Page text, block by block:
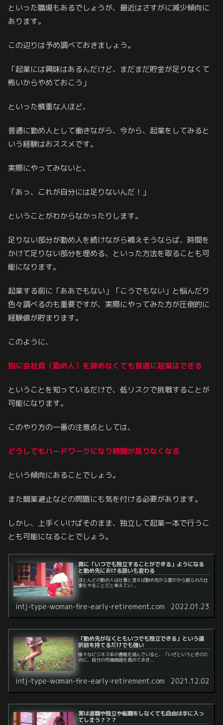
といった職場もあるでしょうが、最近はさすがに減少傾向に
あります。
この辺りは予め調べておきましょう。
「起業には興味はあるんだけど、まだまだ貯金が足りなくて
怖いからやめておこう」
といった慎重な人ほど、
普通に勤め人として働きながら、今から、起業をしてみると
いう経験はおススメです。
実際にやってみないと、
「あっ、これが自分には足りないんだ！」
ということがわからなかったりします。
足りない部分が勤め人を続けながら補えそうならば、時間を
かけて足りない部分を埋める、といった方法を取ることも可
能になります。
起業する前に「ああでもない」「こうでもない」と悩んだり
色々調べるのも重要ですが、実際にやってみた方が圧倒的に
経験値が貯まります。
このように、
別に会社員（勤め人）を辞めなくても普通に起業はできる
ということを知っているだけで、低リスクで挑戦することが
可能になります。
このやり方の一番の注意点としては、
どうしてもハードワークになり時間が足りなくなる
という傾向にあることでしょう。
また競業避止などの問題にも気を付ける必要があります。
しかし、上手くいけばそのまま、独立して起業一本で行うこ
とも可能になることでしょう。
真に「いつでも独立することができる」ようになる
と勤め先における扱いも変わる
ほとんどの勤め人は仕事と言えば勤め先から誰かから振られた仕
事をやることだと考えてい...
intj-type-woman-fire-early-retirement.com 2022.01.23
「勤め先がなくともいつでも独立できる」という選
択肢を持てるだけでも強い
様々なビジネス系の書籍を読んでいると、「いざというときのた
めに、自分の市場価値を高めておき...
intj-type-woman-fire-early-retirement.com 2021.12.02
実は退職や独立や転職をしなくても自由は手に入っ
てしまう？？？